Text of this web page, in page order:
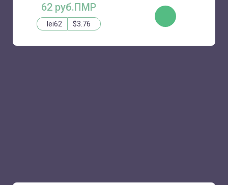
62 руб.ПМР
lei62 $3.76
КУПИТЬ